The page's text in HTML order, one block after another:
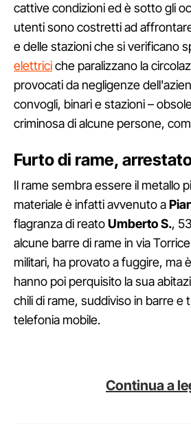
cattive condizioni ed è sotto gli
utenti sono costretti ad
e delle stazioni che si verificano
elettriciche paralizzano la
provocati da negligenze
convogli, binari e stazioni –
criminosa di alcune persone,
Furto di rame,
Il rame sembra essere il metallo
materiale è infatti avvenuto a
flagranza di reatoUmberto S.,
alcune barre di rame in via
militari, ha provato a fuggire, ma
hanno poi perquisito la sua
chili di rame, suddiviso in barre
telefonia mobile.
Continua a